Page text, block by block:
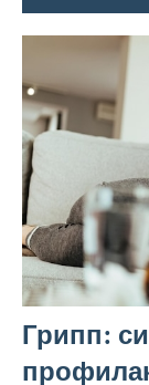
Грипп: